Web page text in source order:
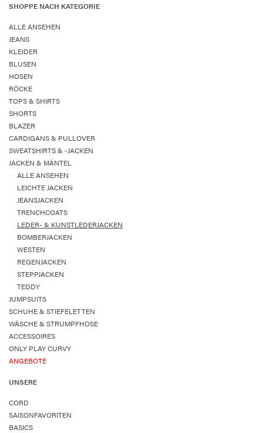
SHOPPE NACH KATEGORIE
ALLE ANSEHEN
JEANS
KLEIDER
BLUSEN
HOSEN
RÖCKE
TOPS & SHIRTS
SHORTS
BLAZER
CARDIGANS & PULLOVER
SWEATSHIRTS & -JACKEN
JACKEN & MÄNTEL
ALLE ANSEHEN
LEICHTE JACKEN
JEANSJACKEN
TRENCHCOATS
LEDER- & KUNSTLEDERJACKEN
BOMBERJACKEN
WESTEN
REGENJACKEN
STEPPJACKEN
TEDDY
JUMPSUITS
SCHUHE & STIEFELETTEN
WÄSCHE & STRUMPFHOSE
ACCESSOIRES
ONLY PLAY CURVY
ANGEBOTE
UNSERE
CORD
SAISONFAVORITEN
BASICS